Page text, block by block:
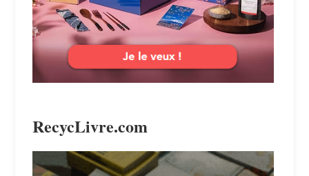
RecycLivre.com